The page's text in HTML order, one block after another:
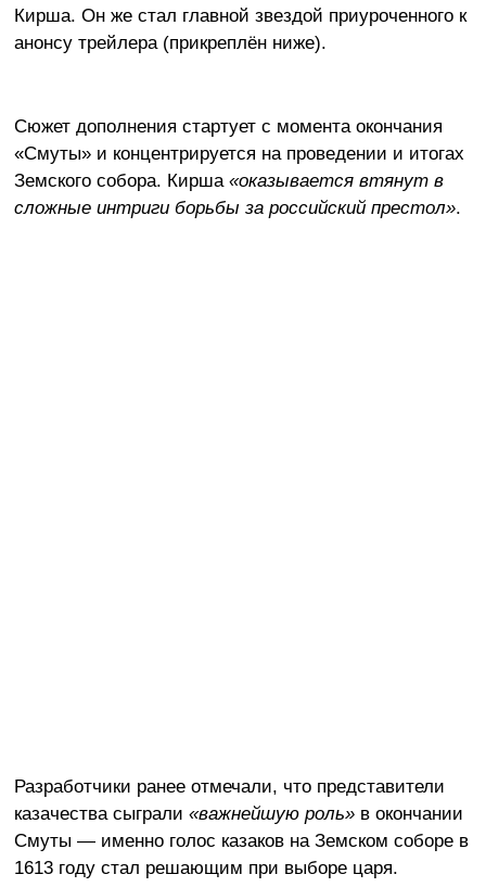
Кирша. Он же стал главной звездой приуроченного к
анонсу трейлера (прикреплён ниже).
Сюжет дополнения стартует с момента окончания
«Смуты» и концентрируется на проведении и итогах
Земского собора. Кирша «оказывается втянут в
сложные интриги борьбы за российский престол».
Разработчики ранее отмечали, что представители
казачества сыграли «важнейшую роль»в окончании
Смуты — именно голос казаков на Земском соборе в
1613 году стал решающим при выборе царя.